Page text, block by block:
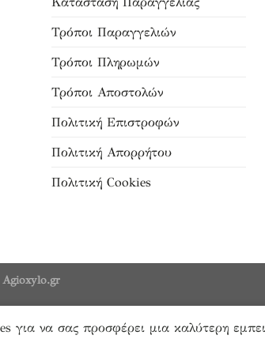
Τρόποι Παραγγελιών
Τρόποι Πληρωμών
Τρόποι Αποστολών
Πολιτική Επιστροφών
Πολιτική Απορρήτου
Πολιτική Cookies
Agioxylo.gr
για να σας προσφέρει μια καλύτερη